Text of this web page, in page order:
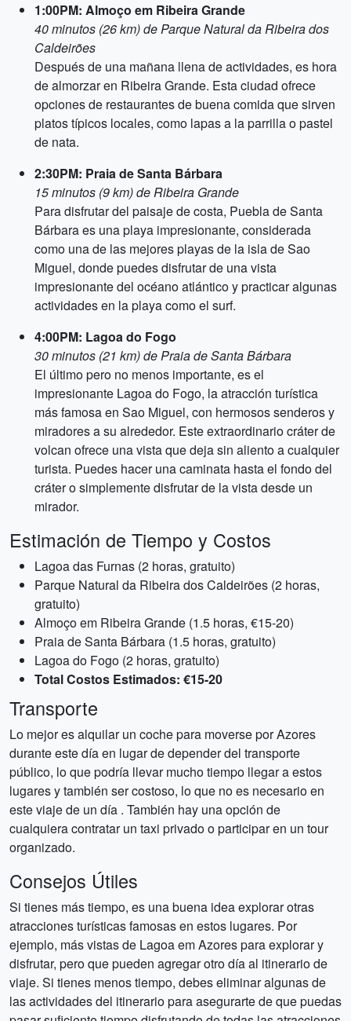
1:00PM: Almoço em Ribeira Grande
40 minutos (26 km) de Parque Natural da Ribeira dos
Caldeirões
Después de una mañana llena de actividades, es hora
de almorzar en Ribeira Grande. Esta ciudad ofrece
opciones de restaurantes de buena comida que sirven
platos típicos locales, como lapas a la parrilla o pastel
de nata.
2:30PM: Praia de Santa Bárbara
15 minutos (9 km) de Ribeira Grande
Para disfrutar del paisaje de costa, Puebla de Santa
Bárbara es una playa impresionante, considerada
como una de las mejores playas de la isla de Sao
Miguel, donde puedes disfrutar de una vista
impresionante del océano atlántico y practicar algunas
actividades en la playa como el surf.
4:00PM: Lagoa do Fogo
30 minutos (21 km) de Praia de Santa Bárbara
El último pero no menos importante, es el
impresionante Lagoa do Fogo, la atracción turística
más famosa en Sao Miguel, con hermosos senderos y
miradores a su alrededor. Este extraordinario cráter de
volcan ofrece una vista que deja sin aliento a cualquier
turista. Puedes hacer una caminata hasta el fondo del
cráter o simplemente disfrutar de la vista desde un
mirador.
Estimación de Tiempo y Costos
Lagoa das Furnas (2 horas, gratuito)
Parque Natural da Ribeira dos Caldeirões (2 horas,
gratuito)
Almoço em Ribeira Grande (1.5 horas, €15-20)
Praia de Santa Bárbara (1.5 horas, gratuito)
Lagoa do Fogo (2 horas, gratuito)
Total Costos Estimados: €15-20
Transporte
Lo mejor es alquilar un coche para moverse por Azores
durante este día en lugar de depender del transporte
público, lo que podría llevar mucho tiempo llegar a estos
lugares y también ser costoso, lo que no es necesario en
este viaje de un día . También hay una opción de
cualquiera contratar un taxi privado o participar en un tour
organizado.
Consejos Útiles
Si tienes más tiempo, es una buena idea explorar otras
atracciones turísticas famosas en estos lugares. Por
ejemplo, más vistas de Lagoa em Azores para explorar y
disfrutar, pero que pueden agregar otro día al itinerario de
viaje. Si tienes menos tiempo, debes eliminar algunas de
las actividades del itinerario para asegurarte de que puedas